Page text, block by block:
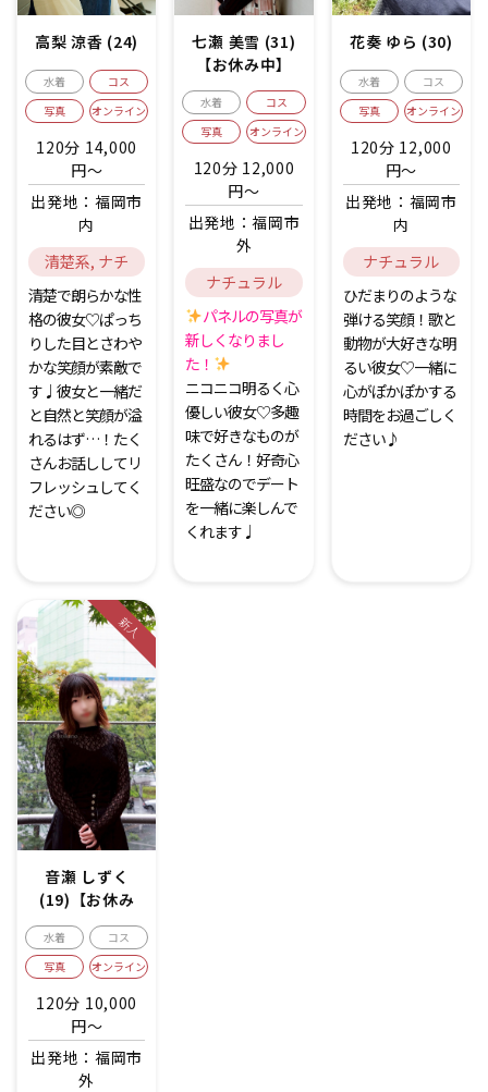
高梨 涼香 (24)
水着
コス
写真
オンライン
120分 14,000
円～
出発地：福岡市
内
清楚系, ナチ
ュラル系
清楚で朗らかな性
格の彼女♡ぱっち
りした目とさわや
かな笑顔が素敵で
す♩彼女と一緒だ
と自然と笑顔が溢
れるはず…！たく
さんお話ししてリ
フレッシュしてく
ださい◎
七瀬 美雪 (31)
【お休み中】
水着
コス
写真
オンライン
120分 12,000
円～
出発地：福岡市
外
ナチュラル
系, 愛嬌系
パネルの写真が
新しくなりまし
た！
ニコニコ明るく心
優しい彼女♡多趣
味で好きなものが
たくさん！好奇心
旺盛なのでデート
を一緒に楽しんで
くれます♩
花奏 ゆら (30)
水着
コス
写真
オンライン
120分 12,000
円～
出発地：福岡市
内
ナチュラル
系, 愛嬌系
ひだまりのような
弾ける笑顔！歌と
動物が大好きな明
るい彼女♡一緒に
心がぽかぽかする
時間をお過ごしく
ださい♪
新人
音瀬 しずく
(19)【お休み
中】
水着
コス
写真
オンライン
120分 10,000
円～
出発地：福岡市
外